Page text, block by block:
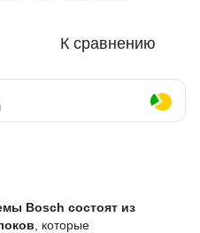
К сравнению
Bosch состоят из
, которые